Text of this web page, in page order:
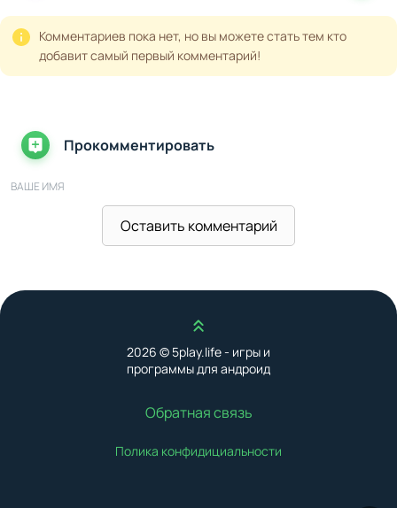
Комментариев пока нет, но вы можете стать тем кто
добавит самый первый комментарий!
Прокомментировать
ВАШЕ ИМЯ
Оставить комментарий
Наверх
2026 © 5play.life - игры и
программы для андроид
Обратная связь
Полика конфидициальности